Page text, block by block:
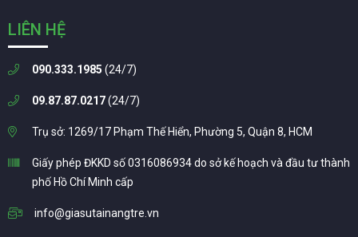
LIÊN HỆ
090.333.1985 (24/7)
09.87.87.0217(24/7)
Trụ sở: 1269/17 Phạm Thế Hiển, Phường 5, Quận 8, HCM
Giấy phép ĐKKD số 0316086934 do sở kế hoạch và đầu tư thành
phố Hồ Chí Minh cấp
info@giasutainangtre.vn